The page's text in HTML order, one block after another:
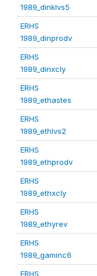
1989_dinklvs5
ERHS
1989_dinprodv
ERHS
1989_dinxcly
ERHS
1989_ethastes
ERHS
1989_ethlvs2
ERHS
1989_ethprodv
ERHS
1989_ethxcly
ERHS
1989_ethyrev
ERHS
1989_gaminc6
ERHS